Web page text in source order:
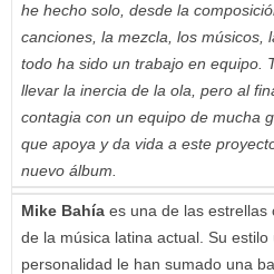
he hecho solo, desde la
canciones, la mezcla, los músicos,
todo ha sido un trabajo en equipo.
llevar la inercia de la ola, pero al
contagia con un equipo de mucha
que apoya y da vida a este
nuevo álbum.
Mike Bahía es una de las estrellas
de la música latina actual. Su
personalidad le han sumado una